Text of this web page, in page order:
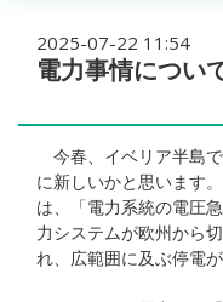
2025-07-22 11:54
電力事情につい
今春、イベリア半島
に新しいかと思います
は、「電力系統の電圧
力システムが欧州から
れ、広範囲に及ぶ停電